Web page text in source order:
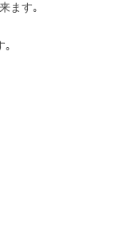
ます｡
｡